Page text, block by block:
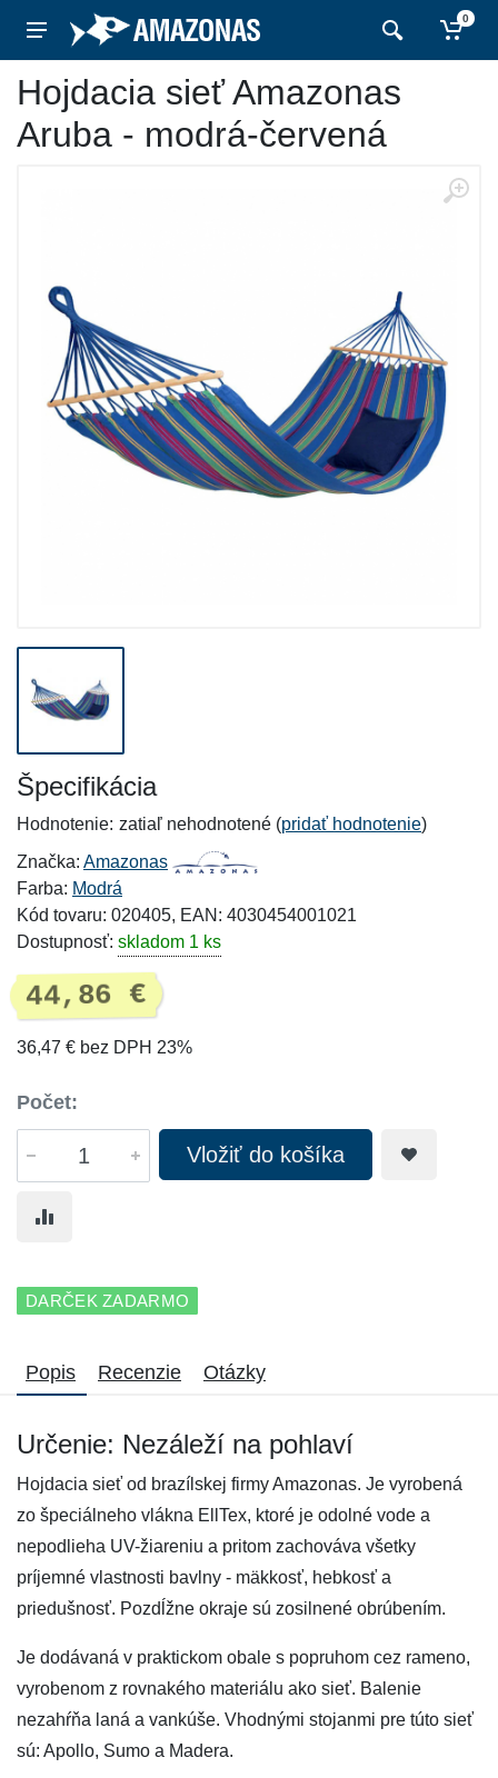
0
Hojdacia sieť Amazonas
Aruba - modrá-červená
Špecifikácia
Hodnotenie: zatiaľ nehodnotené (pridať hodnotenie)
Značka: Amazonas
Farba: Modrá
Kód tovaru: 020405, EAN: 4030454001021
Dostupnosť: skladom 1 ks
44,86 €
36,47 € bez DPH 23%
Počet:
Vložiť do košíka
DARČEK ZADARMO
Popis Recenzie Otázky
Určenie: Nezáleží na pohlaví
Hojdacia sieť od brazílskej firmy Amazonas. Je vyrobená
zo špeciálneho vlákna EllTex, ktoré je odolné vode a
nepodlieha UV-žiareniu a pritom zachováva všetky
príjemné vlastnosti bavlny - mäkkosť, hebkosť a
priedušnosť. Pozdĺžne okraje sú zosilnené obrúbením.
Je dodávaná v praktickom obale s popruhom cez rameno,
vyrobenom z rovnakého materiálu ako sieť. Balenie
nezahŕňa laná a vankúše. Vhodnými stojanmi pre túto sieť
sú: Apollo, Sumo a Madera.